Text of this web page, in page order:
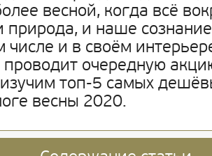
весной, когда всё
и наше
числе и в своём
очередную
топ-5 самых
весны 2020.